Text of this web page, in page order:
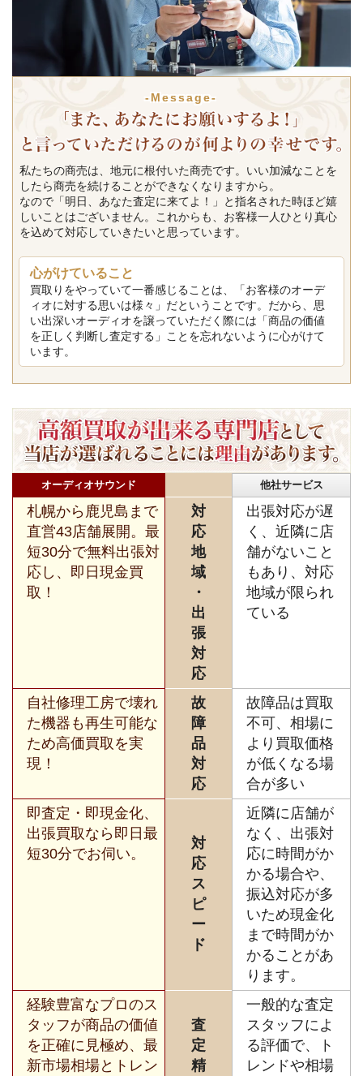
-Message-
私たちの商売は、地元に根付いた商売です。いい加減なことを
したら商売を続けることができなくなりますから。
なので「明日、あなた査定に来てよ！」と指名された時ほど嬉
しいことはございません。これからも、お客様一人ひとり真心
を込めて対応していきたいと思っています。
心がけていること
買取りをやっていて一番感じることは、「お客様のオーデ
ィオに対する思いは様々」だということです。だから、思
い出深いオーディオを譲っていただく際には「商品の価値
を正しく判断し査定する」ことを忘れないように心がけて
います。
オーディオサウンド 他社サービス
札幌から鹿児島まで
直営43店舗展開。最
短30分で無料出張対
応し、即日現金買
取！
対
応
地
域
・
出
張
対
応
出張対応が遅
く、近隣に店
舗がないこと
もあり、対応
地域が限られ
ている
自社修理工房で壊れ
た機器も再生可能な
ため高価買取を実
現！
故
障
品
対
応
故障品は買取
不可、相場に
より買取価格
が低くなる場
合が多い
即査定・即現金化、
出張買取なら即日最
短30分でお伺い。
対
応
ス
ピ
ー
ド
近隣に店舗が
なく、出張対
応に時間がか
かる場合や、
振込対応が多
いため現金化
まで時間がか
かることがあ
ります。
経験豊富なプロのス
タッフが商品の価値
を正確に見極め、最
新市場相場とトレン
査
定
精
一般的な査定
スタッフによ
る評価で、ト
レンドや相場